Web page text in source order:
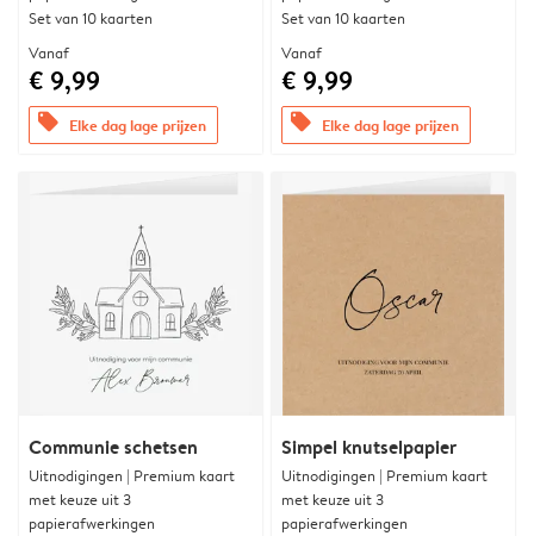
Set van 10 kaarten
Vanaf
€ 9,99
offers Elke dag lage prijzen
Set van 10 kaarten
Vanaf
€ 9,99
offers Elke dag lage prijzen
Communie schetsen
Uitnodigingen | Premium kaart
met keuze uit 3
papierafwerkingen
Simpel knutselpapier
Uitnodigingen | Premium kaart
met keuze uit 3
papierafwerkingen